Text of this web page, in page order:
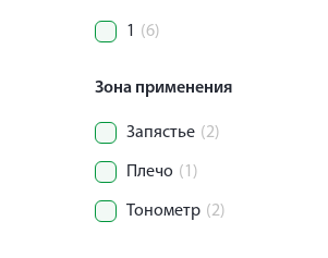
1 (6)
Зона применения
Запястье (2)
Плечо (1)
Тонометр (2)